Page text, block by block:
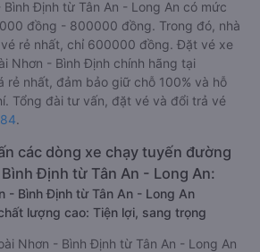
Định từ Tân An - Long An có mức
đồng - 800000 đồng. Trong đó, nhà
rẻ nhất, chỉ 600000 đồng. Đặt vé xe
Nhơn - Bình Định chính hãng tại
rẻ nhất, đảm bảo giữ chỗ 100% và hỗ
Tổng đài tư vấn, đặt vé và đổi trả vé
.
các dòng xe chạy tuyến đường
Định từ Tân An - Long An:
- Bình Định từ Tân An - Long An
lượng cao: Tiện lợi, sang trọng
Nhơn - Bình Định từ Tân An - Long An